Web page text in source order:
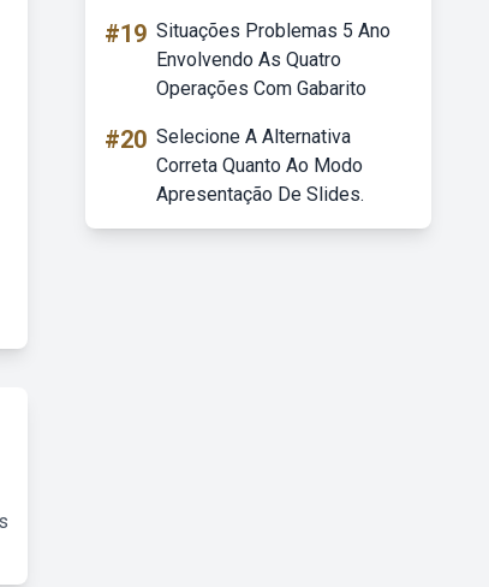
#19 Situações Problemas 5 Ano
Envolvendo As Quatro
Operações Com Gabarito
#20 Selecione A Alternativa
Correta Quanto Ao Modo
Apresentação De Slides.